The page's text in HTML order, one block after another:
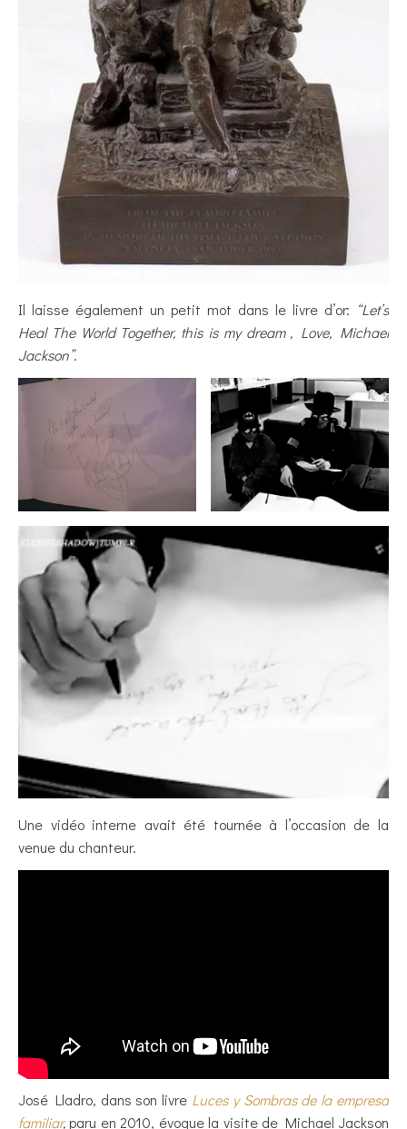
Il laisse également un petit mot dans le livre d’or: “Let’s
Heal The World Together, this is my dream , Love, Michael
Jackson”.
Une vidéo interne avait été tournée à l’occasion de la
venue du chanteur.
José Lladro, dans son livre Luces y Sombras de la empresa
familiar,paru en 2010, évoque la visite de Michael Jackson